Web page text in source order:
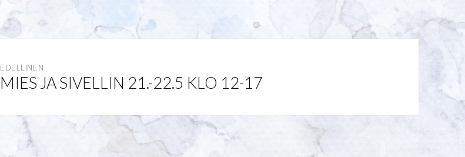
EDELLINEN
Edellinen
MIES JA SIVELLIN 21.-22.5 KLO 12-17